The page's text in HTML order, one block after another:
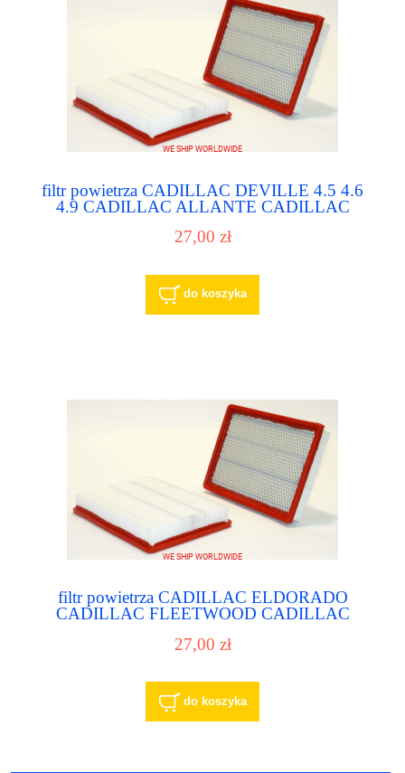
filtr powietrza CADILLAC DEVILLE 4.5 4.6
4.9 CADILLAC ALLANTE CADILLAC
27,00 zł
do koszyka
filtr powietrza CADILLAC ELDORADO
CADILLAC FLEETWOOD CADILLAC
27,00 zł
do koszyka